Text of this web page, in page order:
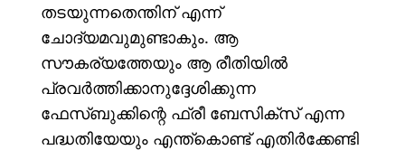
തടയുന്നതെന്തിന് എന്ന്
ചോദ്യമവുമുണ്ടാകും. ആ
സൗകര്യത്തേയും ആ രീതിയിൽ
പ്രവർത്തിക്കാനുദ്ദേശിക്കുന്ന
ഫേസ്ബുക്കിന്റെ ഫ്രീ ബേസിക്സ് എന്ന
പദ്ധതിയേയും എന്ത്കൊണ്ട് എതിർക്കേണ്ടി